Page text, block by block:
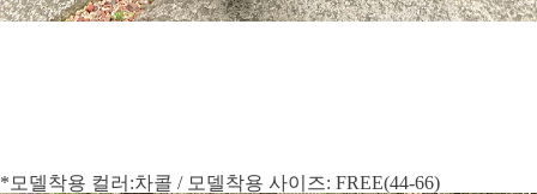
*모델착용 컬러:차콜 / 모델착용 사이즈: FREE(44-66)